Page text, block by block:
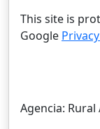
This site is
Google
Agencia: Rural